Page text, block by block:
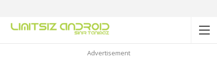
Advertisement